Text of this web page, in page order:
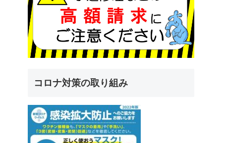
コロナ対策の取り組み